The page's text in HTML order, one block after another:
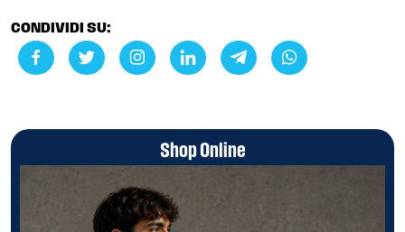
CONDIVIDI SU:
Shop Online